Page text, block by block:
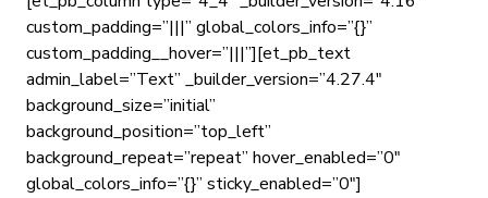
custom_padding=”|||” global_colors_info=”{}”
custom_padding__hover=”|||”][et_pb_text
admin_label=”Text” _builder_version=”4.27.4″
background_size=”initial”
background_position=”top_left”
background_repeat=”repeat” hover_enabled=”0″
global_colors_info=”{}” sticky_enabled=”0″]